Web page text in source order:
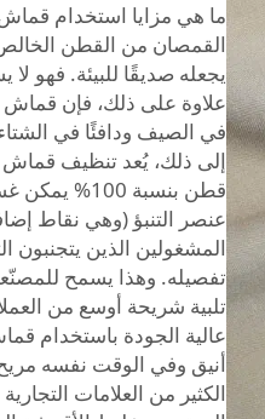
ما هي مزايا استخدام
القمصان من القطن الخالص
يجعله صديقًا للبيئة. فهو
علاوة على ذلك، فإن قماش
في الصيف ودافئًا في
إلى ذلك، يُعد تنظيف
قطن بنسبة
عنصر التنبؤ (وهي نقاط
المشغولين الذين
تفصيله. وهذا يسمح
تلبية شريحة أوسع من
أنيق وفي الوقت نفسه
الكثير من العلامات